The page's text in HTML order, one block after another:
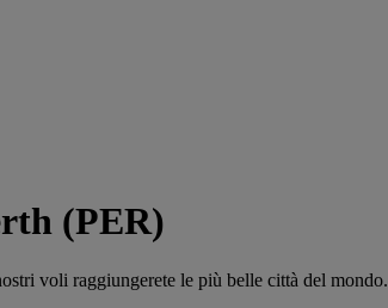
(PER)
voli raggiungerete le più belle città del mondo.